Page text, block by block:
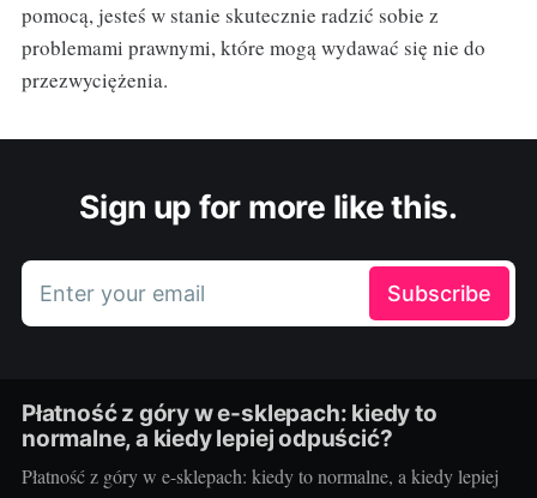
pomocą, jesteś w stanie skutecznie radzić sobie z
problemami prawnymi, które mogą wydawać się nie do
przezwyciężenia.
Sign up for more like this.
Enter your email Subscribe
Płatność z góry w e-sklepach: kiedy to
normalne, a kiedy lepiej odpuścić?
Płatność z góry w e-sklepach: kiedy to normalne, a kiedy lepiej